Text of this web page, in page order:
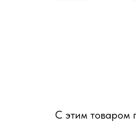
С этим товаром